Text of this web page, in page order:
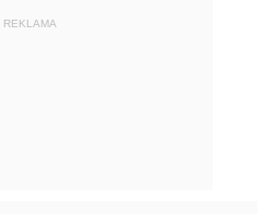
REKLAMA